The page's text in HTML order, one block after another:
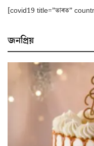
[covid19 title=”ভাৰত”
জনপ্ৰিয়